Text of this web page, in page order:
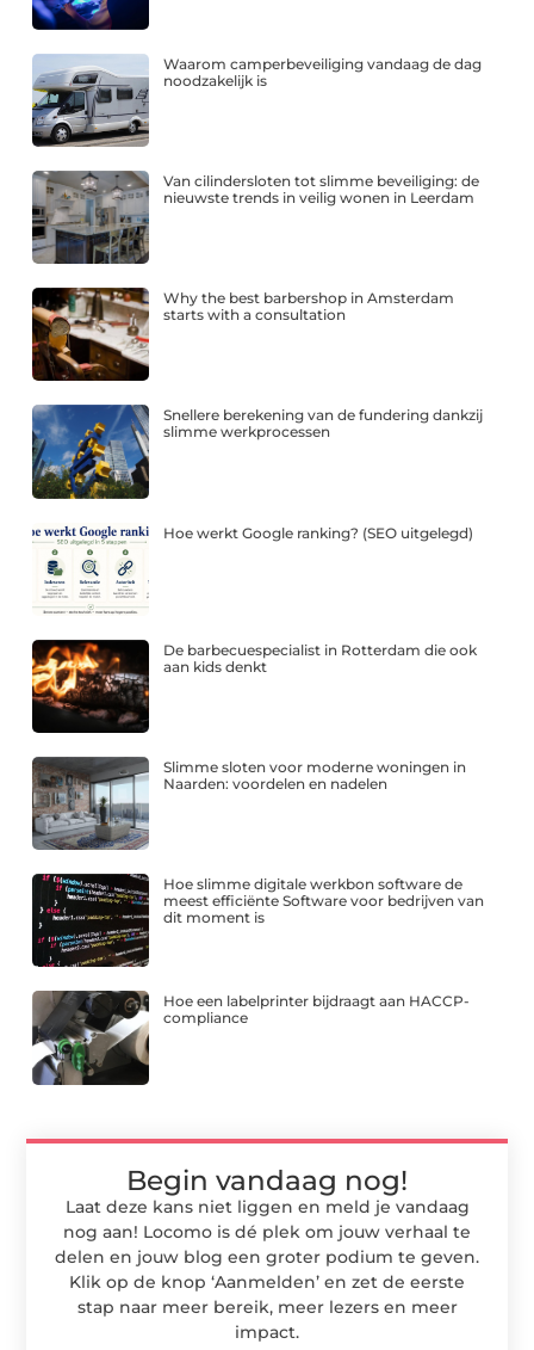
Waarom camperbeveiliging vandaag de dag
noodzakelijk is
Van cilindersloten tot slimme beveiliging: de
nieuwste trends in veilig wonen in Leerdam
Why the best barbershop in Amsterdam
starts with a consultation
Snellere berekening van de fundering dankzij
slimme werkprocessen
Hoe werkt Google ranking? (SEO uitgelegd)
De barbecuespecialist in Rotterdam die ook
aan kids denkt
Slimme sloten voor moderne woningen in
Naarden: voordelen en nadelen
Hoe slimme digitale werkbon software de
meest efficiënte Software voor bedrijven van
dit moment is
Hoe een labelprinter bijdraagt aan HACCP-
compliance
Begin vandaag nog!
Laat deze kans niet liggen en meld je vandaag
nog aan! Locomo is dé plek om jouw verhaal te
delen en jouw blog een groter podium te geven.
Klik op de knop ‘Aanmelden’ en zet de eerste
stap naar meer bereik, meer lezers en meer
impact.